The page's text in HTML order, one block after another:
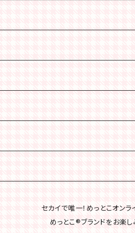
セカイで唯一！めっとこオンラ
めっとこ®ブランドをお楽し